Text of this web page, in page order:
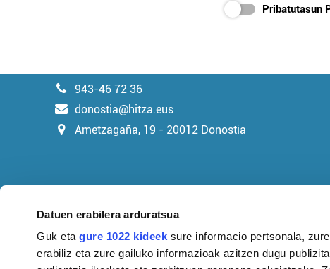
Datuen erabilera arduratsua
Guk etagure 1022 kideek sure informacio pertsonala,
erabiliz eta zure gailuko informazioak azitzen dugu
Pribatutasun
943-46 72 36
donostia@hitza.eus
Ametzagaña, 19 - 20012 Donostia